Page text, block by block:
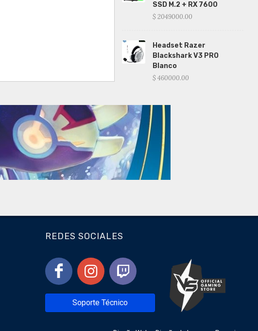
SSD M.2 + RX 7600
$ 2049000.00
Headset Razer
Blackshark V3 PRO
Blanco
$ 460000.00
REDES SOCIALES
Soporte Técnico